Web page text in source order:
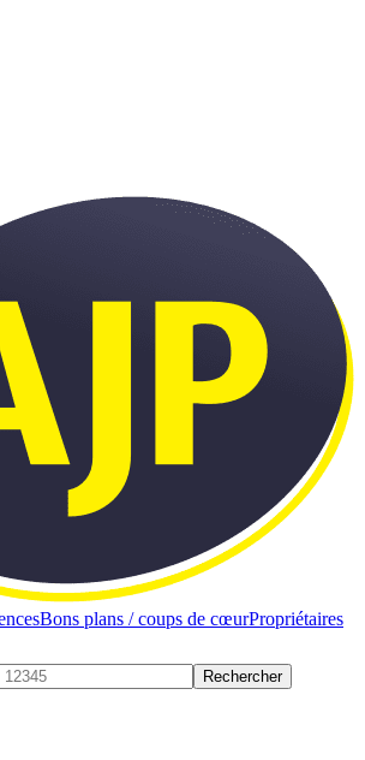
Bons plans / coups de cœurPropriétaires
Rechercher